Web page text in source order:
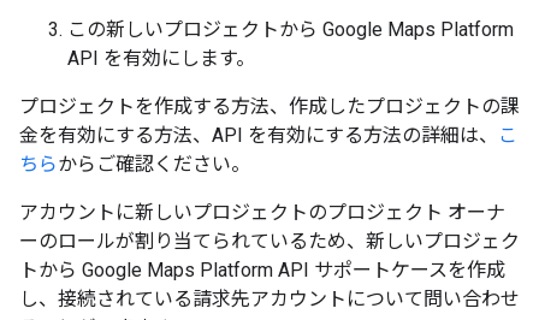
この新しいプロジェクトから Google Maps Platform
API を有効にします。
プロジェクトを作成する方法、作成したプロジェクトの課
金を有効にする方法、API を有効にする方法の詳細は、
こ
ちらからご確認ください。
アカウントに新しいプロジェクトのプロジェクト オーナ
ーのロールが割り当てられているため、新しいプロジェク
トから Google Maps Platform API サポートケースを作成
し、接続されている請求先アカウントについて問い合わせ